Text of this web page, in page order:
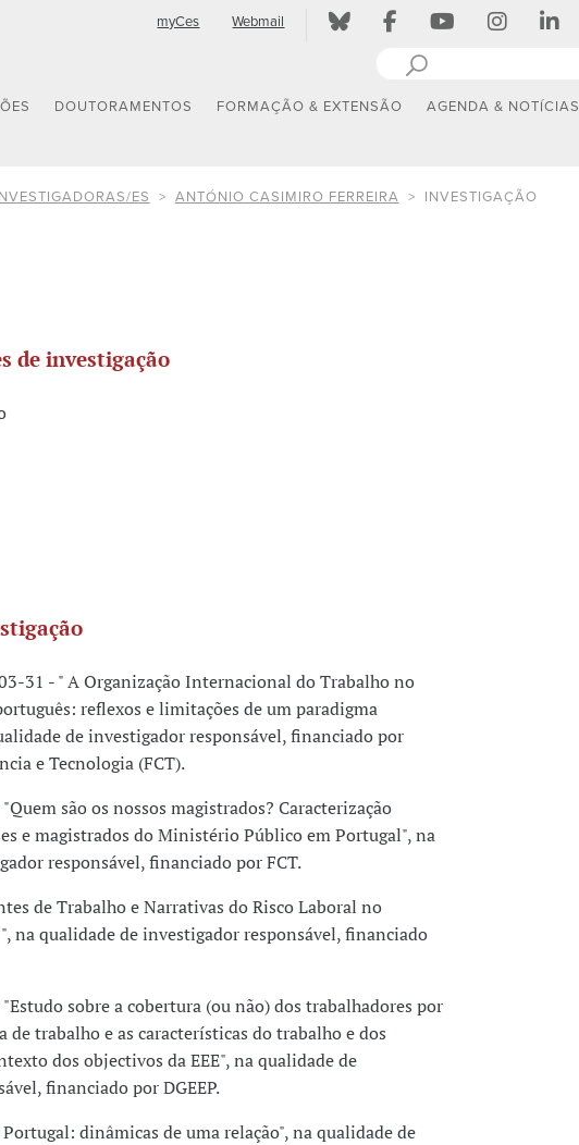
myCes Webmail
DOUTORAMENTOS FORMAÇÃO & EXTENSÃO AGENDA & NOTÍCIAS
ES ANTÓNIO CASIMIRO FERREIRA INVESTIGAÇÃO
de investigação
31 - " A Organização Internacional do Trabalho no
reflexos e limitações de um paradigma
de investigador responsável, financiado por
e Tecnologia (FCT).
são os nossos magistrados? Caracterização
e magistrados do Ministério Público em Portugal", na
responsável, financiado por FCT.
de Trabalho e Narrativas do Risco Laboral no
na qualidade de investigador responsável, financiado
sobre a cobertura (ou não) dos trabalhadores por
de trabalho e as características do trabalho e dos
dos objectivos da EEE", na qualidade de
financiado por DGEEP.
dinâmicas de uma relação", na qualidade de